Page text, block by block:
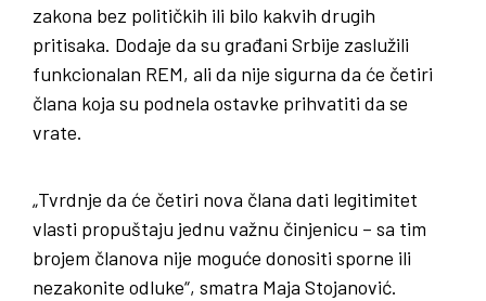
zakona bez političkih ili bilo kakvih drugih
pritisaka. Dodaje da su građani Srbije zaslužili
funkcionalan REM, ali da nije sigurna da će četiri
člana koja su podnela ostavke prihvatiti da se
vrate.
„Tvrdnje da će četiri nova člana dati legitimitet
vlasti propuštaju jednu važnu činjenicu – sa tim
brojem članova nije moguće donositi sporne ili
nezakonite odluke“, smatra Maja Stojanović.